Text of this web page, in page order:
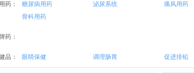
药： 糖尿病用药 泌尿系统 痛风用药
骨科用药
药：
品： 眼睛保健 调理肠胃 促进排铅